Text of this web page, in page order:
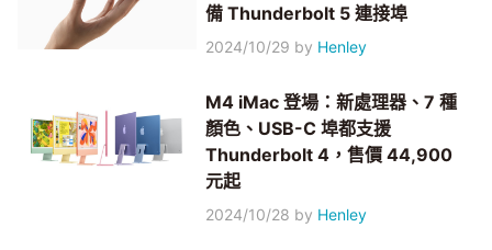
備 Thunderbolt 5 連接埠
2024/10/29 by Henley
M4 iMac 登場：新處理器、7 種
顏色、USB-C 埠都支援
Thunderbolt 4，售價 44,900
元起
2024/10/28 by Henley